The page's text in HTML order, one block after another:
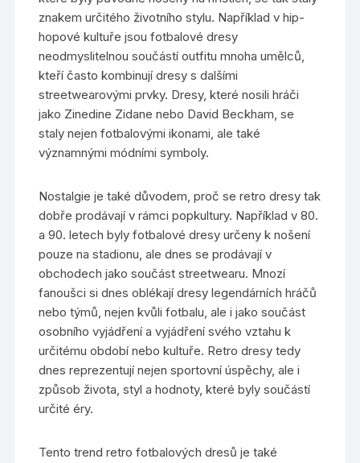
znakem určitého životního stylu. Například v hip-
hopové kultuře jsou fotbalové dresy
neodmyslitelnou součástí outfitu mnoha umělců,
kteří často kombinují dresy s dalšími
streetwearovými prvky. Dresy, které nosili hráči
jako Zinedine Zidane nebo David Beckham, se
staly nejen fotbalovými ikonami, ale také
významnými módními symboly.
Nostalgie je také důvodem, proč se retro dresy tak
dobře prodávají v rámci popkultury. Například v 80.
a 90. letech byly fotbalové dresy určeny k nošení
pouze na stadionu, ale dnes se prodávají v
obchodech jako součást streetwearu. Mnozí
fanoušci si dnes oblékají dresy legendárních hráčů
nebo týmů, nejen kvůli fotbalu, ale i jako součást
osobního vyjádření a vyjádření svého vztahu k
určitému období nebo kultuře. Retro dresy tedy
dnes reprezentují nejen sportovní úspěchy, ale i
způsob života, styl a hodnoty, které byly součástí
určité éry.
Tento trend retro fotbalových dresů je také